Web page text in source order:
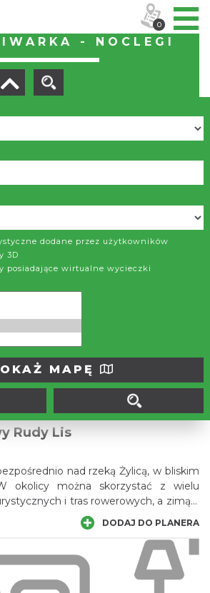
- NOCLEGI
dodane przez użytkowników
3D
posiadające wirtualne wycieczki
MAPĘ
standard miejsc noclegowych w
gastronomię szeroką ofertę
Rudy Lis
nad rzeką Żylicą, w bliskim
okolicy można skorzystać z wielu
i tras rowerowych, a zimą z
w Szczyrku. W bliskiej
się wyciąg krzesełkowy na szczyt
1257 m.n.p.m. Jednorazowo
gości.
DODAJ DO PLANERA
0